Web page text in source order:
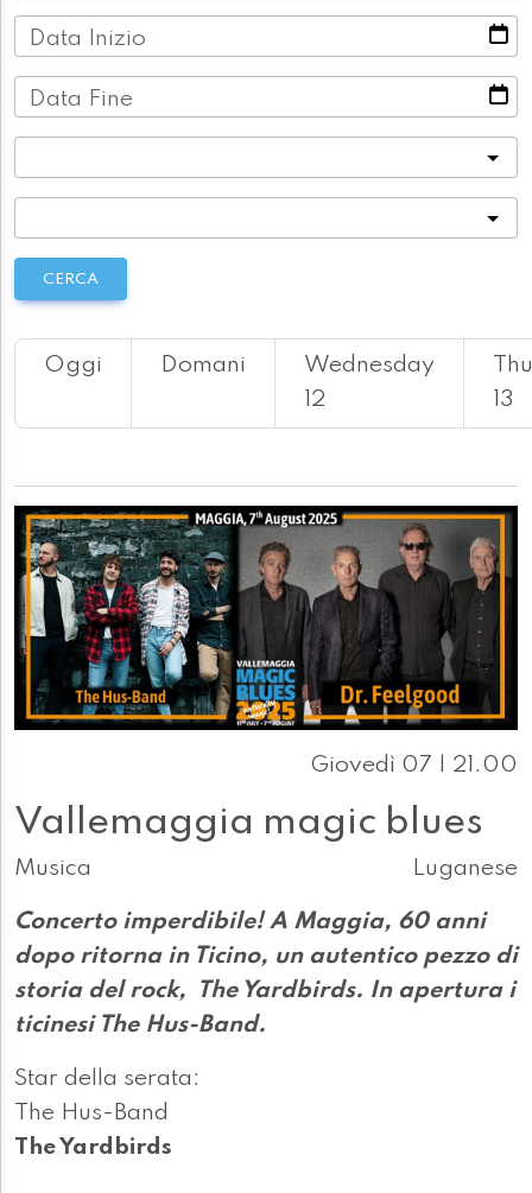
Data Inizio
Data Fine
CERCA
Oggi Domani
Wednesday
12
13
Giovedì 07 | 21.00
Vallemaggia magic blues
Musica Luganese
Concerto imperdibile! A Maggia, 60 anni
dopo ritorna in Ticino, un autentico pezzo di
storia del rock, The Yardbirds. In apertura i
ticinesi The Hus-Band.
Star della serata:
The Hus-Band
The Yardbirds